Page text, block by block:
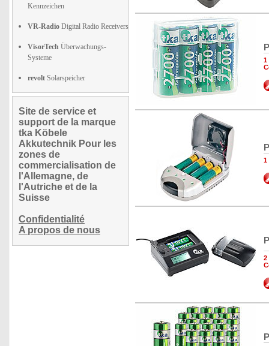
Kennzeichen
VR-Radio Digital Radio Receivers
VisorTech Überwachungs-
Systeme
revolt Solarspeicher
Site de service et
support de la marque
tka Köbele
Akkutechnik Pour les
zones de
commercialisation de
l'Allemagne, de
l'Autriche et de la
Suisse
Confidentialité
A propos de nous
1
1
2